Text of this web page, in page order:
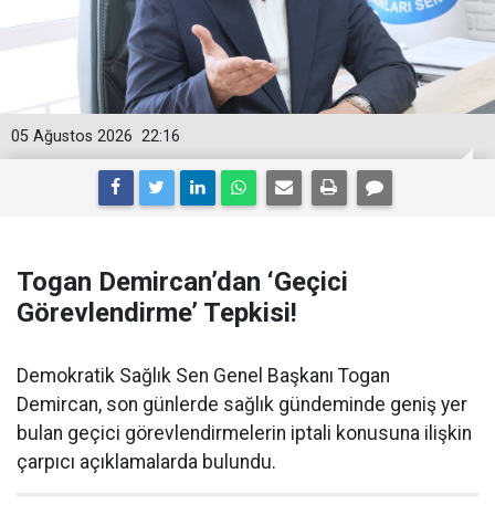
22:16
05 Ağustos 2026
Togan Demircan’dan ‘Geçici
Görevlendirme’ Tepkisi!
Demokratik Sağlık Sen Genel Başkanı Togan
Demircan, son günlerde sağlık gündeminde geniş yer
bulan geçici görevlendirmelerin iptali konusuna ilişkin
çarpıcı açıklamalarda bulundu.